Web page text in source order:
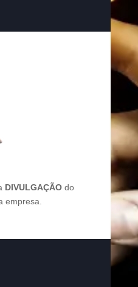
DIVULGAÇÃOdo
empresa.